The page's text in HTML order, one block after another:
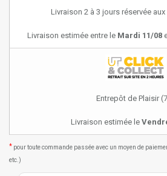
Livraison 2 à 3 jours réservée
Livraison estimée entre le Mardi 11/08
Entrepôt de Plaisir
Livraison estimée le
* pour toute commande passée avec un moyen de
etc.)